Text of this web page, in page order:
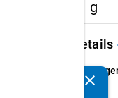
g
Details
8.1
clear